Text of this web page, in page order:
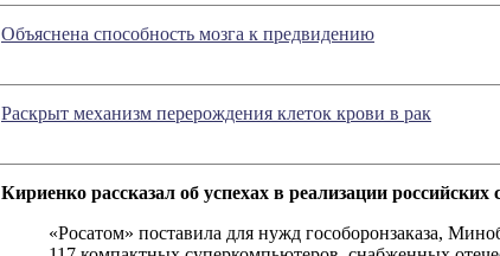
Объяснена способность мозга к предвидению
Раскрыт механизм перерождения клеток крови в рак
Кириенко рассказал об успехах в реализации
«Росатом» поставила для нужд гособоронзаказа,